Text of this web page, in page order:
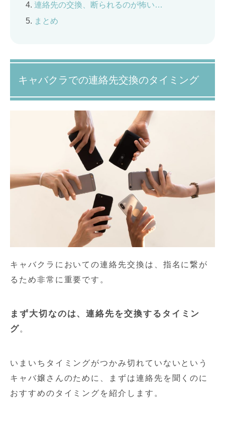
連絡先の交換、断られるのが怖い…
まとめ
キャバクラでの連絡先交換のタイミング
キャバクラにおいての連絡先交換は、指名に繋が
るため非常に重要です。
まず大切なのは、連絡先を交換するタイミン
グ。
いまいちタイミングがつかみ切れていないという
キャバ嬢さんのために、まずは連絡先を聞くのに
おすすめのタイミングを紹介します。